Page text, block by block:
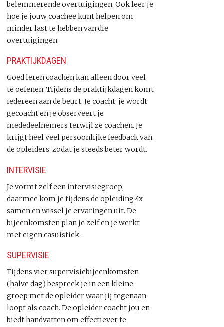
belemmerende overtuigingen. Ook leer je
hoe je jouw coachee kunt helpen om
minder last te hebben van die
overtuigingen.
PRAKTIJKDAGEN
Goed leren coachen kan alleen door veel
te oefenen. Tijdens de praktijkdagen komt
iedereen aan de beurt. Je coacht, je wordt
gecoacht en je observeert je
mededeelnemers terwijl ze coachen. Je
krijgt heel veel persoonlijke feedback van
de opleiders, zodat je steeds beter wordt.
INTERVISIE
Je vormt zelf een intervisiegroep,
daarmee kom je tijdens de opleiding 4x
samen en wissel je ervaringen uit. De
bijeenkomsten plan je zelf en je werkt
met eigen casuistiek.
SUPERVISIE
Tijdens vier supervisiebijeenkomsten
(halve dag) bespreek je in een kleine
groep met de opleider waar jij tegenaan
loopt als coach. De opleider coacht jou en
biedt handvatten om effectiever te